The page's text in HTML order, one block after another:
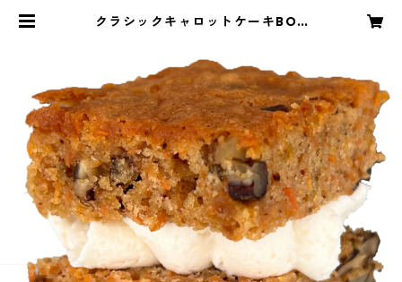
クラシックキャロットケーキBOX